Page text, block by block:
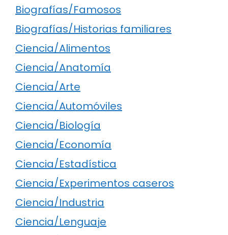
Biografías/Famosos
Biografías/Historias familiares
Ciencia/Alimentos
Ciencia/Anatomía
Ciencia/Arte
Ciencia/Automóviles
Ciencia/Biología
Ciencia/Economía
Ciencia/Estadística
Ciencia/Experimentos caseros
Ciencia/Industria
Ciencia/Lenguaje